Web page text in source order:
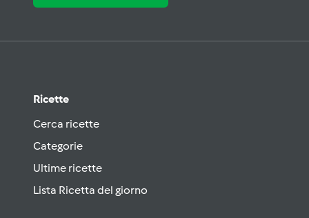
Ricette
Cerca ricette
Categorie
Ultime ricette
Lista Ricetta del giorno